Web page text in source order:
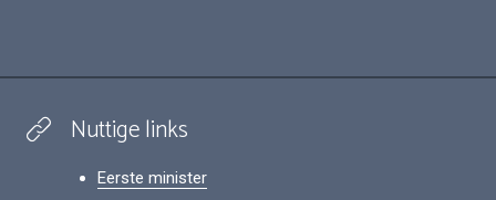
Nuttige links
Eerste minister